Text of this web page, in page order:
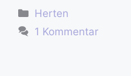
Herten
1 Kommentar